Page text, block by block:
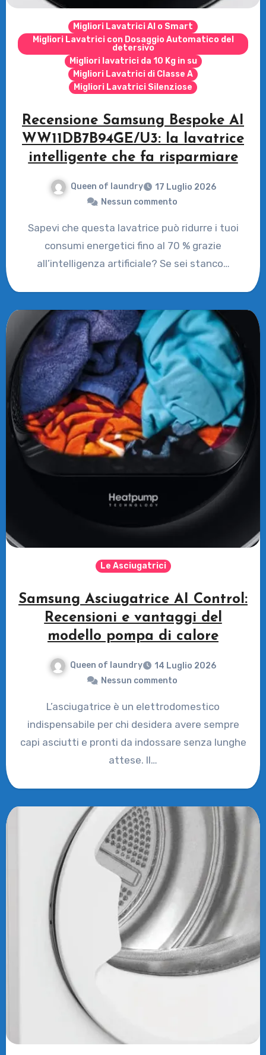
Migliori Lavatrici AI o Smart
Migliori Lavatrici con Dosaggio Automatico del
detersivo
Migliori lavatrici da 10 Kg in su
Migliori Lavatrici di Classe A
Migliori Lavatrici Silenziose
Recensione Samsung Bespoke AI
WW11DB7B94GE/U3: la lavatrice
intelligente che fa risparmiare
Queen of laundry
17 Luglio 2026
Nessun commento
Sapevi che questa lavatrice può ridurre i tuoi
consumi energetici fino al 70 % grazie
all’intelligenza artificiale? Se sei stanco…
Le Asciugatrici
Samsung Asciugatrice AI Control:
Recensioni e vantaggi del
modello pompa di calore
Queen of laundry
14 Luglio 2026
Nessun commento
L’asciugatrice è un elettrodomestico
indispensabile per chi desidera avere sempre
capi asciutti e pronti da indossare senza lunghe
attese. Il…